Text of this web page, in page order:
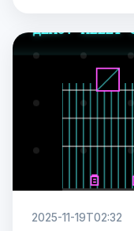
2025-11-19T02:32